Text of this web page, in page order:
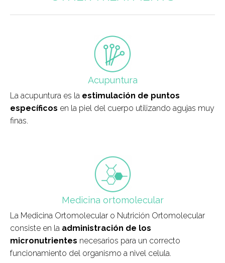
field_icono_tratamiento
Acupuntura
La acupuntura es la estimulación de puntos
específicos en la piel del cuerpo utilizando agujas muy
finas.
field_icono_tratamiento
Medicina ortomolecular
La Medicina Ortomolecular o Nutrición Ortomolecular
consiste en la administración de los
micronutrientes necesarios para un correcto
funcionamiento del organismo a nivel celula.